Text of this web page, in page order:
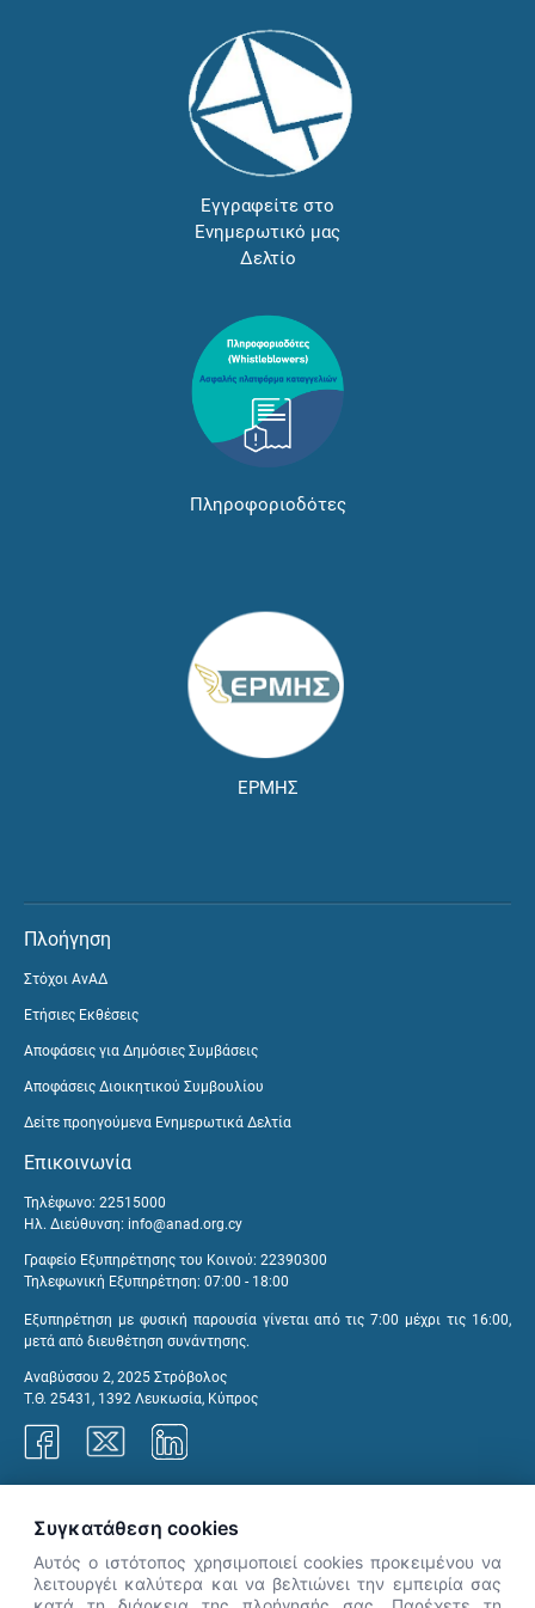
Εγγραφείτε στο
Ενημερωτικό μας
Δελτίο
Πληροφοριοδότες
ΕΡΜΗΣ
Πλοήγηση
Στόχοι ΑνΑΔ
Ετήσιες Εκθέσεις
Αποφάσεις για Δημόσιες Συμβάσεις
Αποφάσεις Διοικητικού Συμβουλίου
Δείτε προηγούμενα Ενημερωτικά Δελτία
Επικοινωνία
Τηλέφωνο: 22515000
Ηλ. Διεύθυνση: info@anad.org.cy
Γραφείο Εξυπηρέτησης του Κοινού: 22390300
Τηλεφωνική Εξυπηρέτηση: 07:00 - 18:00
Εξυπηρέτηση με φυσική παρουσία γίνεται από τις 7:00 μέχρι τις 16:00,
μετά από διευθέτηση συνάντησης.
Αναβύσσου 2, 2025 Στρόβολος
Τ.Θ. 25431, 1392 Λευκωσία, Κύπρος
Συγκατάθεση cookies
Αυτός ο ιστότοπος χρησιμοποιεί cookies προκειμένου να
λειτουργέι καλύτερα και να βελτιώνει την εμπειρία σας